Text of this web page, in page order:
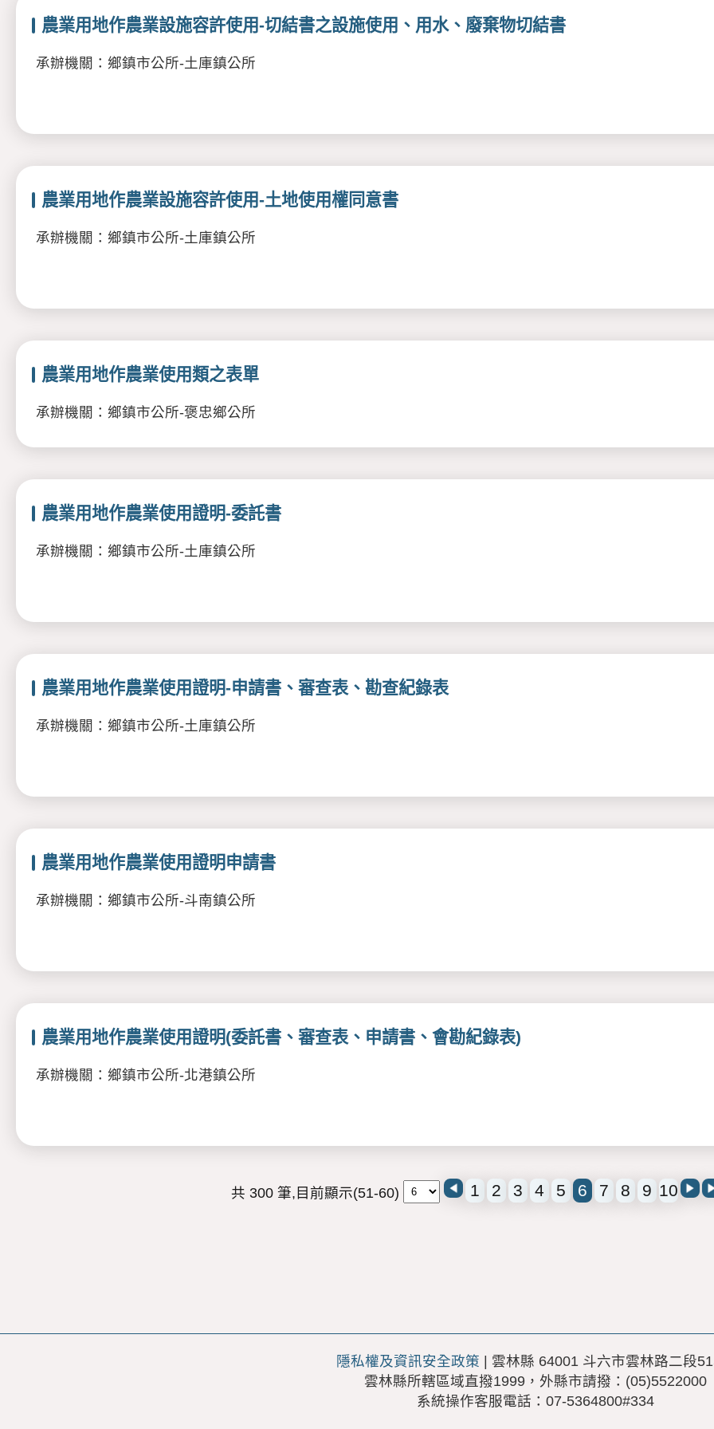
農業用地作農業設施容許使用-切結書之設施使用、用水、廢棄物切結書
承辦機關：鄉鎮市公所-土庫鎮公所
農業用地作農業設施容許使用-土地使用權同意書
承辦機關：鄉鎮市公所-土庫鎮公所
農業用地作農業使用類之表單
承辦機關：鄉鎮市公所-褒忠鄉公所
農業用地作農業使用證明-委託書
承辦機關：鄉鎮市公所-土庫鎮公所
農業用地作農業使用證明-申請書、審查表、勘查紀錄表
承辦機關：鄉鎮市公所-土庫鎮公所
農業用地作農業使用證明申請書
承辦機關：鄉鎮市公所-斗南鎮公所
農業用地作農業使用證明(委託書、審查表、申請書、會勘紀錄表)
承辦機關：鄉鎮市公所-北港鎮公所
共 300 筆,目前顯示(51-60) 1 2 3 4 5 6 7 8 9 10
隱私權及資訊安全政策 | 雲林縣 64001 斗六市雲林路二段
雲林縣所轄區域直撥1999，外縣市請撥：(05)5522000
系統操作客服電話：07-5364800#334